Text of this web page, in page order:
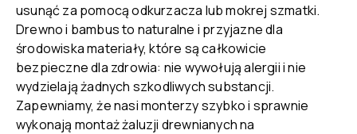
usunąć za pomocą odkurzacza lub mokrej szmatki.
Drewno i bambus to naturalne i przyjazne dla
środowiska materiały, które są całkowicie
bezpieczne dla zdrowia: nie wywołują alergii i nie
wydzielają żadnych szkodliwych substancji.
Zapewniamy, że nasi monterzy szybko i sprawnie
wykonają montaż żaluzji drewnianych na